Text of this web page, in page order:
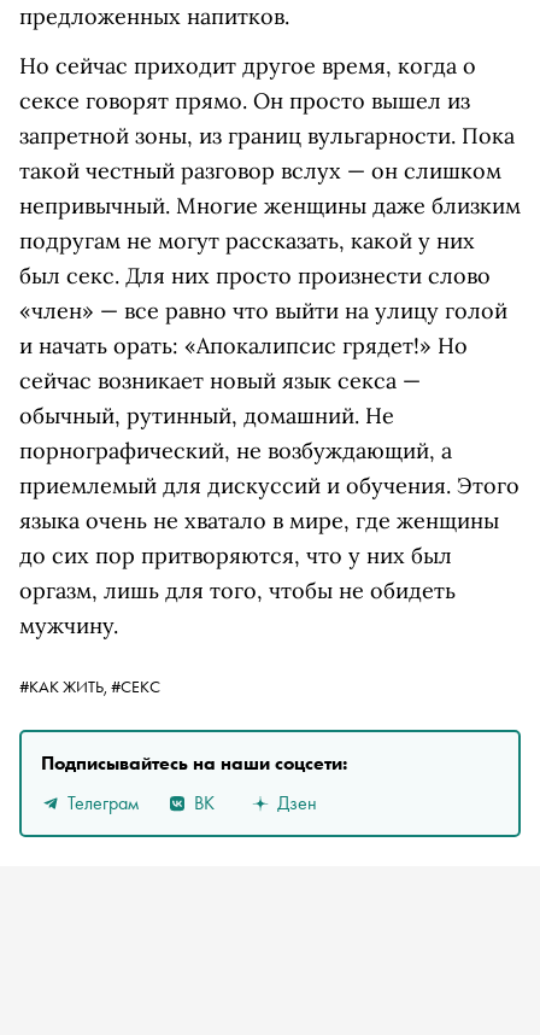
предложенных напитков.
Но сейчас приходит другое время, когда о
сексе говорят прямо. Он просто вышел из
запретной зоны, из границ вульгарности. Пока
такой честный разговор вслух — он слишком
непривычный. Многие женщины даже близким
подругам не могут рассказать, какой у них
был секс. Для них просто произнести слово
«член» — все равно что выйти на улицу голой
и начать орать: «Апокалипсис грядет!» Но
сейчас возникает новый язык секса —
обычный, рутинный, домашний. Не
порнографический, не возбуждающий, а
приемлемый для дискуссий и обучения. Этого
языка очень не хватало в мире, где женщины
до сих пор притворяются, что у них был
оргазм, лишь для того, чтобы не обидеть
мужчину.
#КАК ЖИТЬ, #СЕКС
Подписывайтесь на наши соцсети:
Телеграм
ВК Дзен